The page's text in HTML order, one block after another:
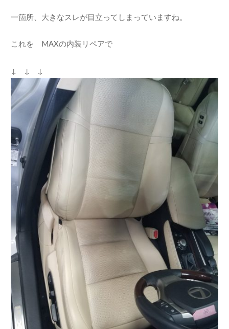
一箇所、大きなスレが目立ってしまっていますね。
これを MAXの内装リペアで
↓ ↓ ↓